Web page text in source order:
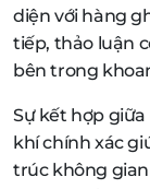
diện với hàng
tiếp, thảo luận
bên trong
Sự kết hợp
khí chính xác
trúc không